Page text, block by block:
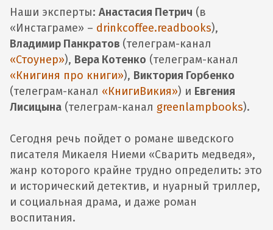
Наши эксперты: Анастасия Петрич (в
«Инстаграме» – drinkcoffee.readbooks),
Владимир Панкратов (телеграм-канал
«Стоунер»), Вера Котенко (телеграм-канал
«Книгиня про книги»), Виктория Горбенко
(телеграм-канал «КнигиВикия») и Евгения
Лисицына (телеграм-канал greenlampbooks).
Сегодня речь пойдет о романе шведского
писателя Микаеля Ниеми «Сварить медведя»,
жанр которого крайне трудно определить: это
и исторический детектив, и нуарный триллер,
и социальная драма, и даже роман
воспитания.